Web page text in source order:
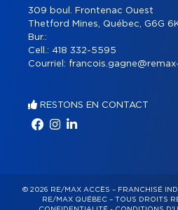
309 boul. Frontenac Ouest
Thetford Mines, Québec, G6G
Bur.:
Cell.: 418 332-5595
Courriel:
RESTONS EN CONTACT
© 2026 RE/MAX ACCÈS – FRANCHISÉ
RE/MAX QUÉBEC – TOUS DROITS